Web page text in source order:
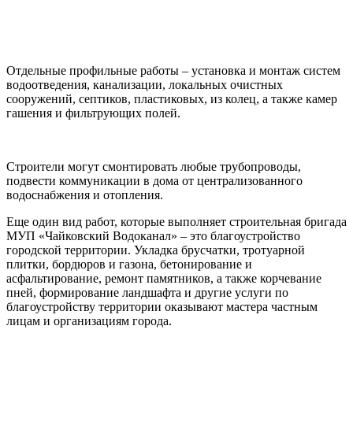
Отдельные профильные работы – установка и монтаж систем
водоотведения, канализации, локальных очистных
сооружений, септиков, пластиковых, из колец, а также камер
гашения и фильтрующих полей.
Строители могут смонтировать любые трубопроводы,
подвести коммуникации в дома от централизованного
водоснабжения и отопления.
Еще один вид работ, которые выполняет строительная бригада
МУП «Чайковский Водоканал» – это благоустройство
городской территории. Укладка брусчатки, тротуарной
плитки, бордюров и газона, бетонирование и
асфальтирование, ремонт памятников, а также корчевание
пней, формирование ландшафта и другие услуги по
благоустройству территории оказывают мастера частным
лицам и организациям города.